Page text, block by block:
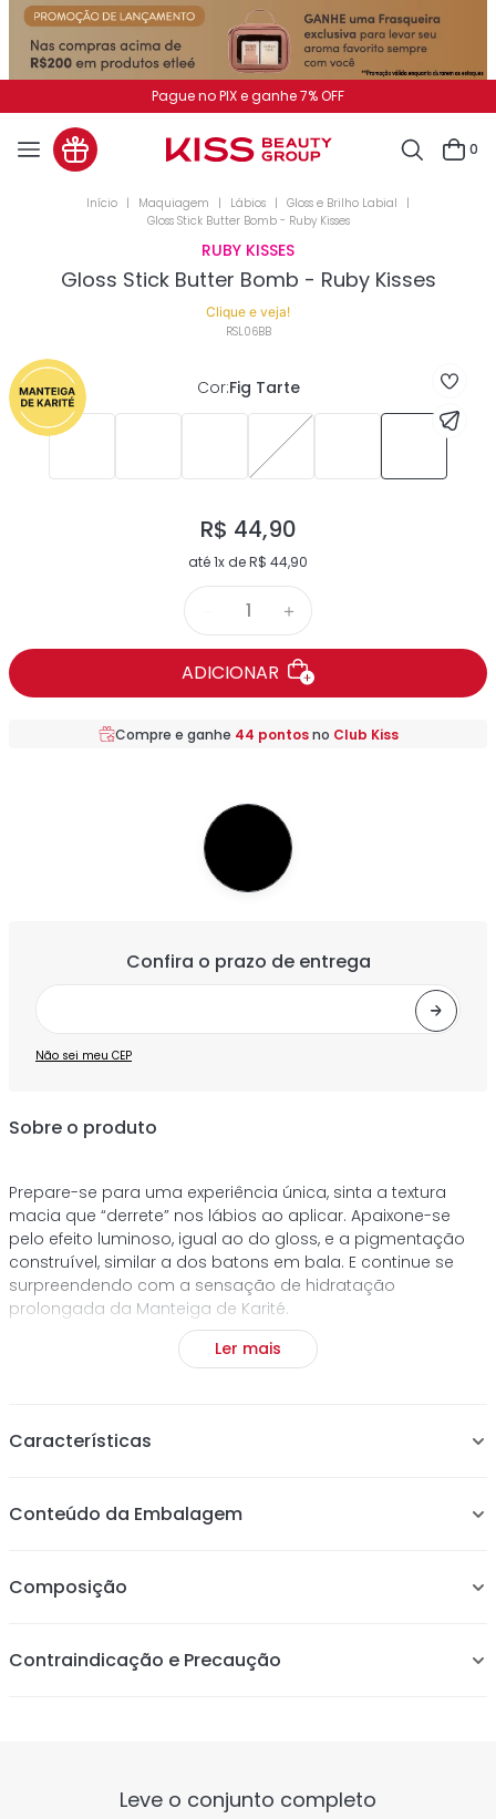
Pague no PIX e ganhe 7% OFF
0
Maquiagem Lábios
Gloss e Brilho Labial
Gloss Stick Butter Bomb - Ruby Kisses
RUBY KISSES
Gloss Stick Butter Bomb - Ruby Kisses
Clique e veja!
RSL06BB
Cor:Fig Tarte
R$ 44,90
até1x deR$ 44,90
＋
ADICIONAR
Compre e ganhe 44 pontosno Club Kiss
Não sei meu CEP
Sobre o produto
Prepare-se para uma experiência única, sinta a textura
macia que “derrete” nos lábios ao aplicar. Apaixone-se
pelo efeito luminoso, igual ao do gloss, e a pigmentação
construível, similar a dos batons em bala. E continue se
surpreendendo com a sensação de hidratação
prolongada da Manteiga de Karité.
vegano
não-retrátil
Ler mais
Características
Produto 3 em 1: o brilho do gloss, a hidratação do balm
a praticidade do batom.
Conteúdo da Embalagem
Composição
Contraindicação e Precaução
Leve o conjunto completo